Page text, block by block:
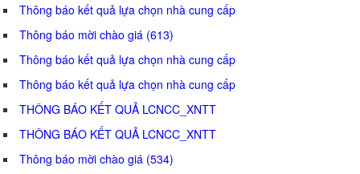
Thông báo kết quả lựa chọn nhà cung cấp
Thông báo mời chào giá (613)
Thông báo kết quả lựa chọn nhà cung cấp
Thông báo kết quả lựa chọn nhà cung cấp
THÔNG BÁO KẾT QUẢ LCNCC_XNTT
THÔNG BÁO KẾT QUẢ LCNCC_XNTT
Thông báo mời chào giá (534)